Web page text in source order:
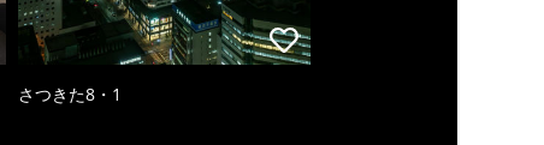
さつきた8・1